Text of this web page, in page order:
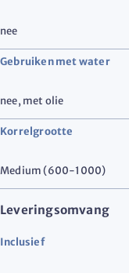
nee
Gebruiken met water
nee, met olie
Korrelgrootte
Medium (600-1000)
Leveringsomvang
Inclusief